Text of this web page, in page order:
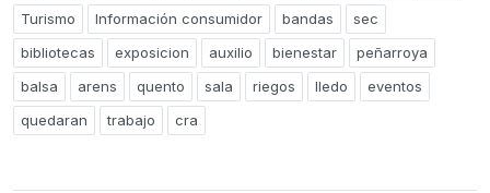
Turismo
Información consumidor bandas
sec
bibliotecas
exposicion auxilio bienestar
peñarroya
balsa
arens quento sala riegos lledo
eventos
quedaran
trabajo cra